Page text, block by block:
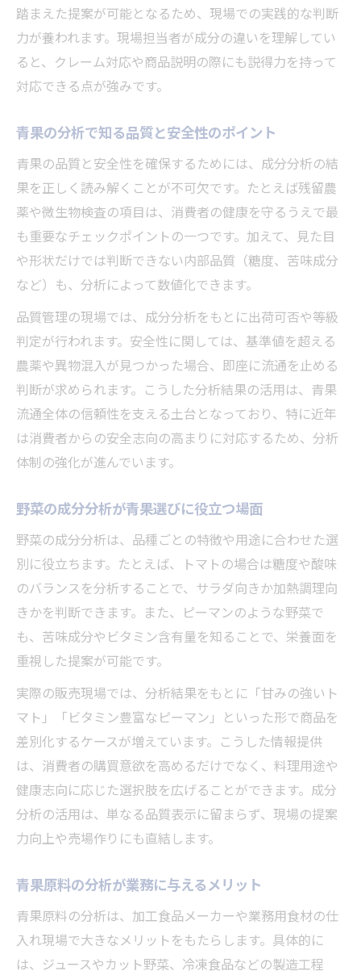
踏まえた提案が可能となるため、現場での実践的な判断
力が養われます。現場担当者が成分の違いを理解してい
ると、クレーム対応や商品説明の際にも説得力を持って
対応できる点が強みです。
青果の分析で知る品質と安全性のポイント
青果の品質と安全性を確保するためには、成分分析の結
果を正しく読み解くことが不可欠です。たとえば残留農
薬や微生物検査の項目は、消費者の健康を守るうえで最
も重要なチェックポイントの一つです。加えて、見た目
や形状だけでは判断できない内部品質（糖度、苦味成分
など）も、分析によって数値化できます。
品質管理の現場では、成分分析をもとに出荷可否や等級
判定が行われます。安全性に関しては、基準値を超える
農薬や異物混入が見つかった場合、即座に流通を止める
判断が求められます。こうした分析結果の活用は、青果
流通全体の信頼性を支える土台となっており、特に近年
は消費者からの安全志向の高まりに対応するため、分析
体制の強化が進んでいます。
野菜の成分分析が青果選びに役立つ場面
野菜の成分分析は、品種ごとの特徴や用途に合わせた選
別に役立ちます。たとえば、トマトの場合は糖度や酸味
のバランスを分析することで、サラダ向きか加熱調理向
きかを判断できます。また、ピーマンのような野菜で
も、苦味成分やビタミン含有量を知ることで、栄養面を
重視した提案が可能です。
実際の販売現場では、分析結果をもとに「甘みの強いト
マト」「ビタミン豊富なピーマン」といった形で商品を
差別化するケースが増えています。こうした情報提供
は、消費者の購買意欲を高めるだけでなく、料理用途や
健康志向に応じた選択肢を広げることができます。成分
分析の活用は、単なる品質表示に留まらず、現場の提案
力向上や売場作りにも直結します。
青果原料の分析が業務に与えるメリット
青果原料の分析は、加工食品メーカーや業務用食材の仕
入れ現場で大きなメリットをもたらします。具体的に
は、ジュースやカット野菜、冷凍食品などの製造工程